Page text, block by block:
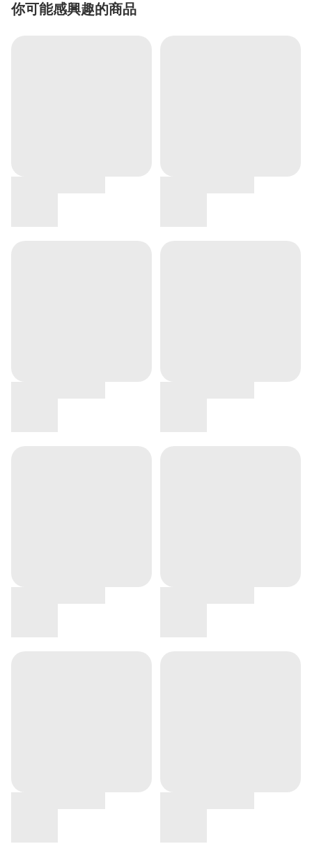
你可能感興趣的商品